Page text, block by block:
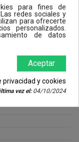
para fines de
redes sociales y
para ofrecerte
personalizados.
de datos
Aceptar
privacidad y cookies
vez el:04/10/2024